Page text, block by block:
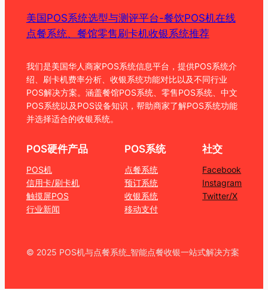
美国POS系统选型与测评平台-餐饮POS机在线
点餐系统、餐馆零售刷卡机收银系统推荐
我们是美国华人商家POS系统信息平台，提供POS系统介
绍、刷卡机费率分析、收银系统功能对比以及不同行业
POS解决方案。涵盖餐馆POS系统、零售POS系统、中文
POS系统以及POS设备知识，帮助商家了解POS系统功能
并选择适合的收银系统。
POS硬件产品
POS机
信用卡/刷卡机
触摸屏POS
行业新闻
POS系统
点餐系统
预订系统
收银系统
移动支付
社交
Facebook
Instagram
Twitter/X
© 2025 POS机与点餐系统_智能点餐收银一站式解决方案